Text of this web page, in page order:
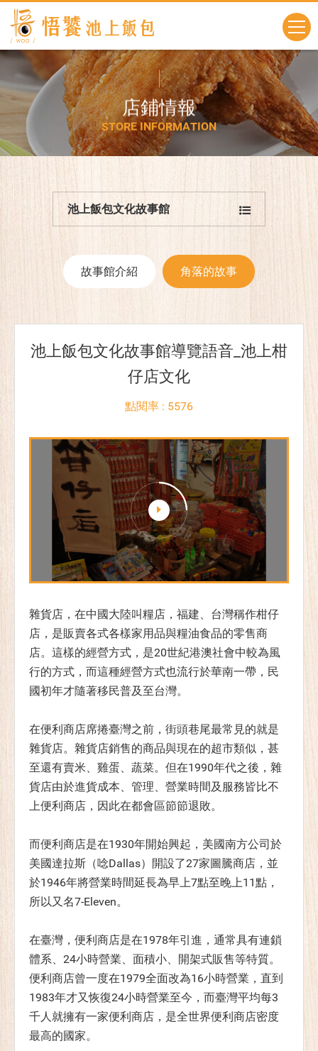
店鋪情報
STORE INFORMATION
池上飯包文化故事館
故事館介紹 角落的故事
池上飯包文化故事館導覽語音_池上柑
仔店文化
點閱率 : 5576
雜貨店，在中國大陸叫糧店，福建、台灣稱作柑仔
店，是販賣各式各樣家用品與糧油食品的零售商
店。這樣的經營方式，是20世紀港澳社會中較為風
行的方式，而這種經營方式也流行於華南一帶，民
國初年才隨著移民普及至台灣。
在便利商店席捲臺灣之前，街頭巷尾最常見的就是
雜貨店。雜貨店銷售的商品與現在的超市類似，甚
至還有賣米、雞蛋、蔬菜。但在1990年代之後，雜
貨店由於進貨成本、管理、營業時間及服務皆比不
上便利商店，因此在都會區節節退敗。
而便利商店是在1930年開始興起，美國南方公司於
美國達拉斯（唸Dallas）開設了27家圖騰商店，並
於1946年將營業時間延長為早上7點至晚上11點，
所以又名7-Eleven。
在臺灣，便利商店是在1978年引進，通常具有連鎖
體系、24小時營業、面積小、開架式販售等特質。
便利商店曾一度在1979全面改為16小時營業，直到
1983年才又恢復24小時營業至今，而臺灣平均每3
千人就擁有一家便利商店，是全世界便利商店密度
最高的國家。